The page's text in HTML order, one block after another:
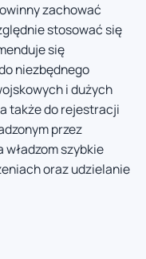
zachować
stosować się
się
niezbędnego
i dużych
także do rejestracji
przez
szybkie
oraz udzielanie